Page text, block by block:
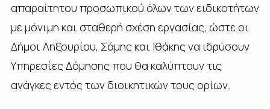
απαραίτητου προσωπικού όλων των ειδικοτήτων
με μόνιμη και σταθερή σχέση εργασίας, ώστε οι
Δήμοι Ληξουρίου, Σάμης και Ιθάκης να ιδρύσουν
Υπηρεσίες Δόμησης που θα καλύπτουν τις
ανάγκες εντός των διοικητικών τους ορίων.